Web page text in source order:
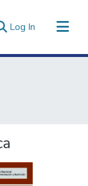
Log In (current)